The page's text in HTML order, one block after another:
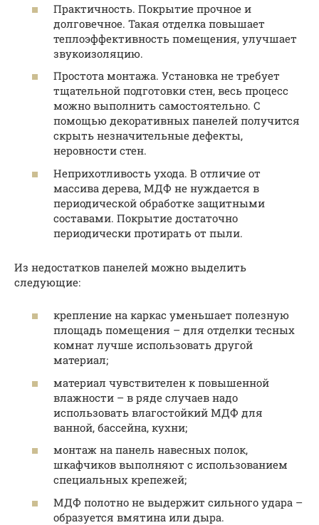
Практичность. Покрытие прочное и
долговечное. Такая отделка повышает
теплоэффективность помещения, улучшает
звукоизоляцию.
Простота монтажа. Установка не требует
тщательной подготовки стен, весь процесс
можно выполнить самостоятельно. С
помощью декоративных панелей получится
скрыть незначительные дефекты,
неровности стен.
Неприхотливость ухода. В отличие от
массива дерева, МДФ не нуждается в
периодической обработке защитными
составами. Покрытие достаточно
периодически протирать от пыли.
Из недостатков панелей можно выделить
следующие:
крепление на каркас уменьшает полезную
площадь помещения – для отделки тесных
комнат лучше использовать другой
материал;
материал чувствителен к повышенной
влажности – в ряде случаев надо
использовать влагостойкий МДФ для
ванной, бассейна, кухни;
монтаж на панель навесных полок,
шкафчиков выполняют с использованием
специальных крепежей;
МДФ полотно не выдержит сильного удара –
образуется вмятина или дыра.